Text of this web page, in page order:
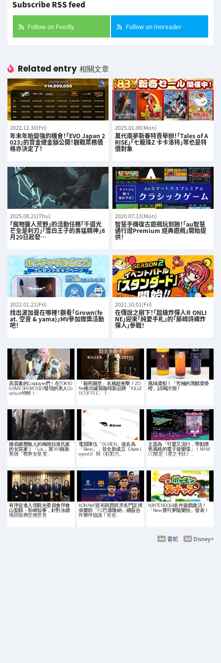
Subscribe RSS feed
Follow on Feedly Follow on Inoreader
Related entry 相關文章
2022.12.30(Fri)
年末年始變強的機會！「EVO Japan 2
023」的賞金總金額公開！觀戰票務價
格亦決定了！
2025.01.06(Mon)
萬代南夢新春特賣舉辦！「Tales of A
RISE」「七龍珠Z 卡卡洛特」等也是特
價對象
2025.08.21(Thu)
「魔物獵人荒野」的活動任務「千道光
芒全是利刃」「雪白王子的勇猛精神」8
月20日起發…
2020.07.13(Mon)
智慧手機復古遊戲玩到飽！「au智慧
通行證Premium 經典遊戲」開始提
供！
2022.01.21(Fri)
找出波加曼在哪裡！觀看「Grown(fe
at. 空音 & yama)」MV參加贈獎活動
吧！
2021.10.01(Fri)
在傳說之樹下！「超級炸彈人Ｒ ONLI
NE」迎來「純愛手札」的「藤崎詩織炸
彈人」參戰！
高質素的Cosplayer們！在TOKYO
GAME SHOW 2022發現的美人Co
splayer特輯！
「殺死睡意」名稱超衝擊！ZO
Ne推出罐裝咖啡新品牌「KILLE
R COFFEE」！
風味濃郁！「究極的黑醋栗香
橙」試喝評測！
徹底碾壓敵人的梅德拉達氏家
的女當家！「LoL」第169個新
英雄「戰爭女皇 安…
電競隊伍「GUREN」改名為
「Revo」，並全新成立《Apex L
egends》與《虹彩六…
主題為「可愛又流行，帶點懷
舊風格的電子遊樂場」！NAM
CO限定《星之卡比》…
有序促進入境觀光委員會拜會
山梨縣・長崎知事，針對永續
地區振興交換意見
KONAMI宣布與西班牙名門足球
俱樂部「FC巴塞隆納」續簽合
作夥伴協議！並在…
NINTENDO64名作遊戲復活！
「New 寶可夢隨樂拍」發表！
Disney+
雷蛇